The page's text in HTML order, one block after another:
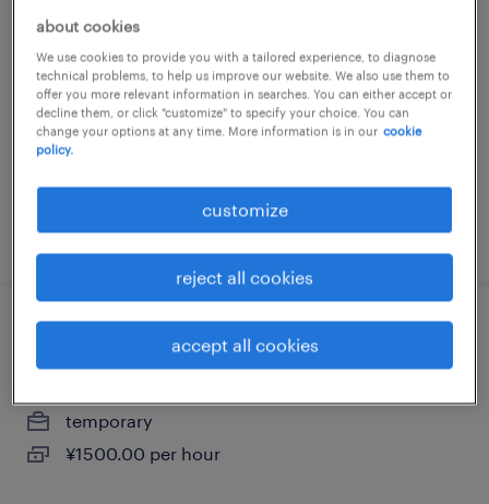
流通・サービス系の経理（経理事務）・英
文経理
栃木県大田原市, 栃木県
temporary
¥1400.00 per hour
posted 7 july 2026
一般事務・oa事務
temporary
¥1500.00 per hour
about cookies
We use cookies to provide you with a tailored experience, to diagnose
technical problems, to help us improve our website. We also use them to
offer you more relevant information in searches. You can either accept or
decline them, or click "customize" to specify your choice. You can
change your options at any time. More information is in our cookie
policy.
customize
reject all cookies
accept all cookies